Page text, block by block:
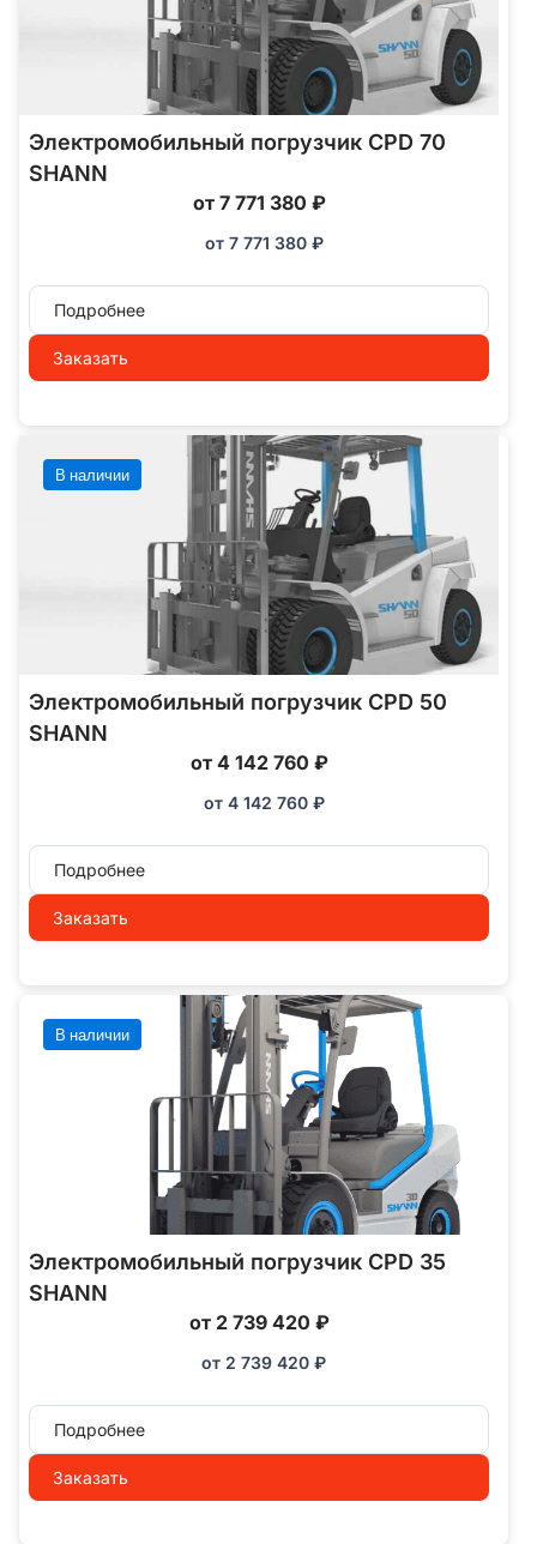
Электромобильный погрузчик CPD 70
SHANN
от 7 771 380 ₽
от 7 771 380 ₽
Подробнее
Заказать
В наличии
Электромобильный погрузчик CPD 50
SHANN
от 4 142 760 ₽
от 4 142 760 ₽
Подробнее
Заказать
В наличии
Электромобильный погрузчик CPD 35
SHANN
от 2 739 420 ₽
от 2 739 420 ₽
Подробнее
Заказать